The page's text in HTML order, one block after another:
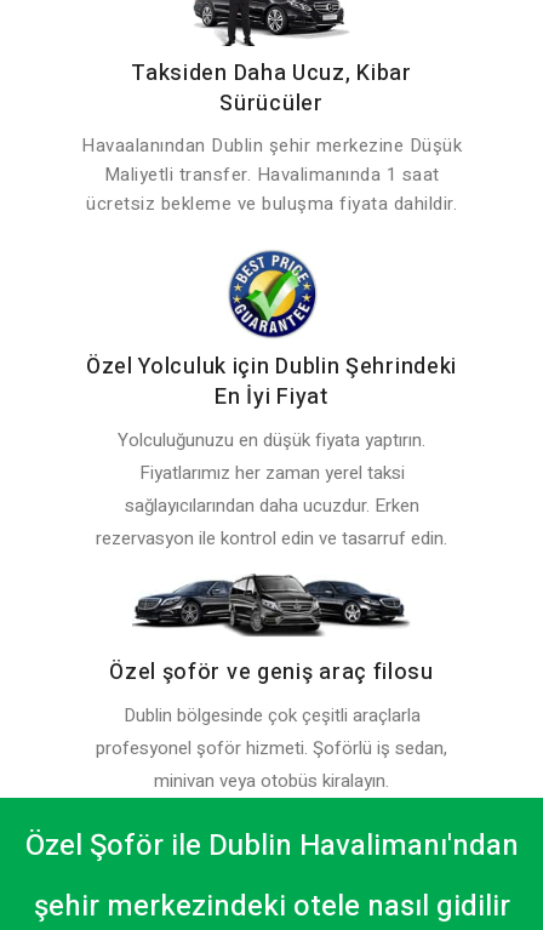
Taksiden Daha Ucuz, Kibar
Sürücüler
Havaalanından Dublin şehir merkezine Düşük
Maliyetli transfer. Havalimanında 1 saat
ücretsiz bekleme ve buluşma fiyata dahildir.
Özel Yolculuk için Dublin Şehrindeki
En İyi Fiyat
Yolculuğunuzu en düşük fiyata yaptırın.
Fiyatlarımız her zaman yerel taksi
sağlayıcılarından daha ucuzdur. Erken
rezervasyon ile kontrol edin ve tasarruf edin.
Özel şoför ve geniş araç filosu
Dublin bölgesinde çok çeşitli araçlarla
profesyonel şoför hizmeti. Şoförlü iş sedan,
minivan veya otobüs kiralayın.
Özel Şoför ile Dublin Havalimanı'ndan
şehir merkezindeki otele nasıl gidilir